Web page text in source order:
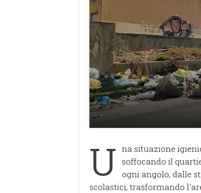
U na situazione
soffocando il
ogni angolo, dalle
scolastici, trasformando